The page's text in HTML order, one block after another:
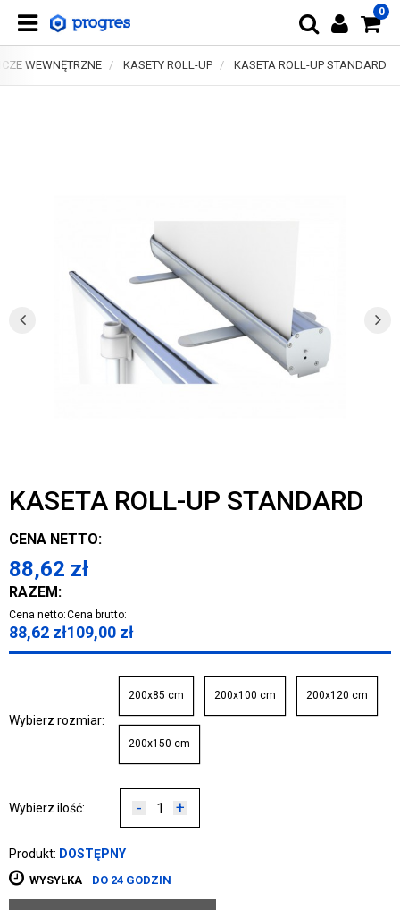
0
WEWNĘTRZNE KASETY ROLL-UP KASETA ROLL-UP STANDARD
KASETA ROLL-UP STANDARD
CENA NETTO:
88,62 zł
RAZEM:
Cena netto:
88,62 zł
Cena brutto:
109,00 zł
Wybierz rozmiar:
200x85 cm 200x100 cm 200x120 cm
200x150 cm
Wybierz ilość: - +
Produkt: DOSTĘPNY
WYSYŁKA DO 24 GODZIN